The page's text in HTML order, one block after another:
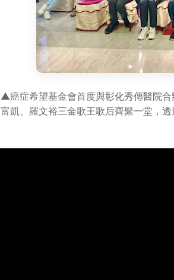
▲癌症希望基金會首度與彰化秀傳醫院
富凱、羅文裕三金歌王歌后齊聚一堂，